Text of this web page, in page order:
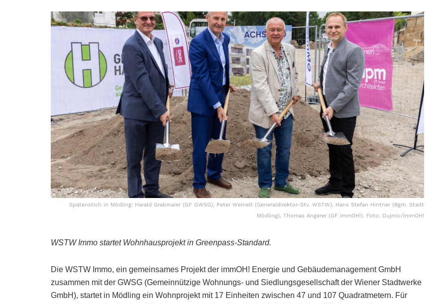
Spatenstich in Mödling: Harald Grabmaier (GF GWSG), Peter Weinelt (Generaldirektor-Stv. WSTW), Hans Stefan Hintner (Bgm. Stadt
Mödling), Thomas Angerer (GF immOH!). Foto: Dujmic/immOH!
WSTW Immo startet Wohnhausprojekt in Greenpass-Standard.
Die WSTW Immo, ein gemeinsames Projekt der immOH! Energie und Gebäudemanagement GmbH
zusammen mit der GWSG (Gemeinnützige Wohnungs- und Siedlungsgesellschaft der Wiener Stadtwerke
GmbH), startet in Mödling ein Wohnprojekt mit 17 Einheiten zwischen 47 und 107 Quadratmetern. Für